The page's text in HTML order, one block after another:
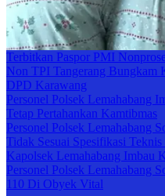
Terbitkan Paspor PMI
Non TPI Tangerang
DPD Karawang
Personel Polsek Lemahabang
Tetap Pertahankan Kamtibmas
Personel Polsek Lemahabang
Tidak Sesuai Spesifikasi
Kapolsek Lemahabang Imbau
Personel Polsek Lemahabang
110 Di Obyek Vital